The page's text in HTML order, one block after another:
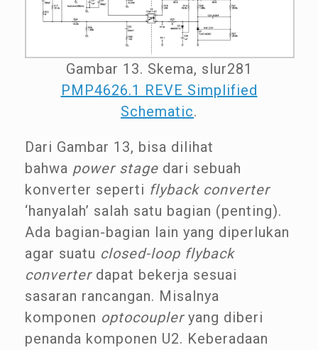
Gambar 13. Skema, slur281
PMP4626.1 REVE Simplified
Schematic.
Dari Gambar 13, bisa dilihat
bahwa power stage dari sebuah
konverter seperti flyback converter
‘hanyalah’ salah satu bagian (penting).
Ada bagian-bagian lain yang diperlukan
agar suatu closed-loop flyback
converterdapat bekerja sesuai
sasaran rancangan. Misalnya
komponen optocoupleryang diberi
penanda komponen U2. Keberadaan